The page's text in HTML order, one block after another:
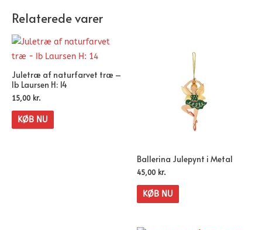
Relaterede varer
Juletræ af naturfarvet træ –
Ib Laursen H: 14
15,00 kr.
KØB NU
Ballerina Julepynt i Metal
45,00 kr.
KØB NU